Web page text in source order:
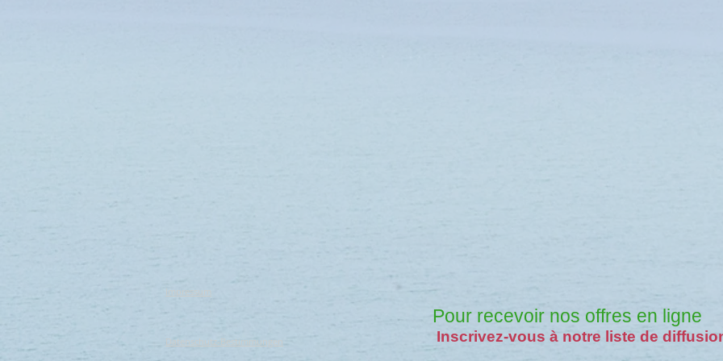
Impressum
Datenschutz-Bestimmungen
Pour recevoir nos offres en ligne
Inscrivez-vous à notre liste de